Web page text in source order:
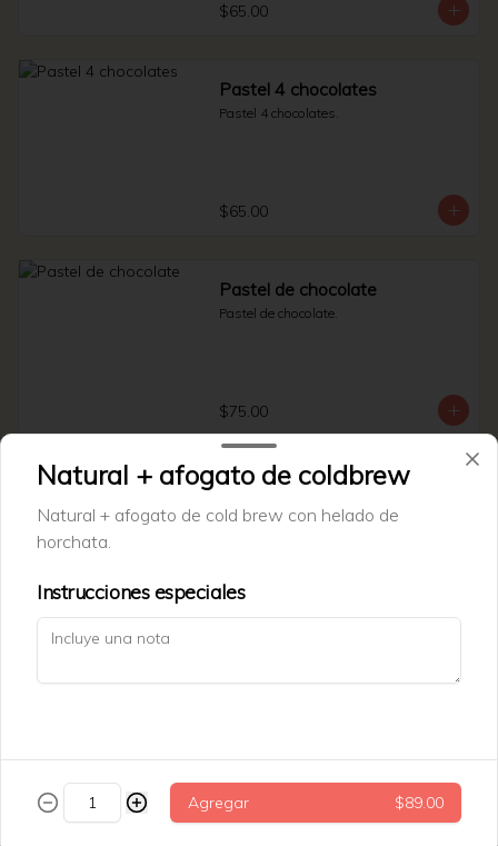
$65.00
Pastel 4 chocolates
Pastel 4 chocolates.
$65.00
Pastel de chocolate
Pastel de chocolate.
$75.00
Tarta datil
Tarata de datil + nuez.
Trenza cinammon roll
$79.00
Natural + afogato de coldbrew
Natural + afogato de cold brew con helado de
horchata.
Instrucciones especiales
Agregar $89.00